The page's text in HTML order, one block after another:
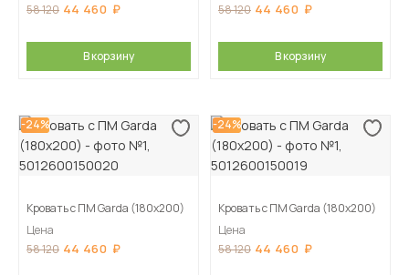
58 120 44 460
В корзину
58 120 44 460
В корзину
-24%
Кровать с ПМ Garda (180х200)
Цена
58 120 44 460
-24%
Кровать с ПМ Garda (180х200)
Цена
58 120 44 460